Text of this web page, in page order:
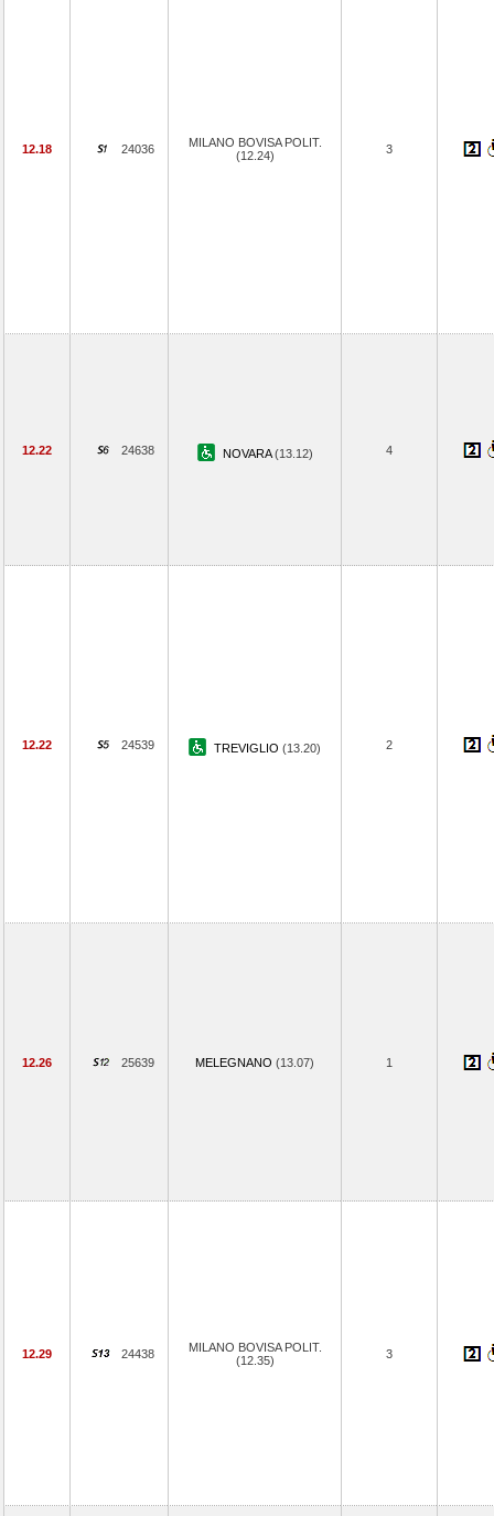
12.18 24036
MILANO BOVISA POLIT.
(12.24)
3
12.22 24638 NOVARA(13.12) 4
12.22 24539 TREVIGLIO (13.20) 2
12.26 25639 MELEGNANO (13.07) 1
12.29 24438
MILANO BOVISA POLIT.
(12.35)
3